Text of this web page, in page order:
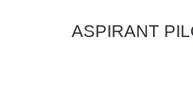
ASPIRANT